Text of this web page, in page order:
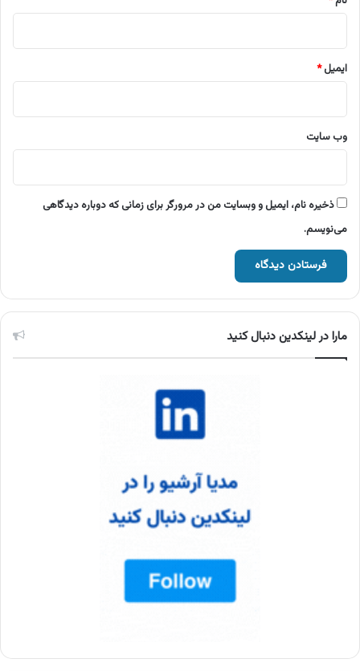
ایمیل*
وب‌ سایت
ذخیره نام، ایمیل و وبسایت من در مرورگر برای زمانی که دوباره دیدگاهی
می‌نویسم.
مارا در لینکدین دنبال کنید